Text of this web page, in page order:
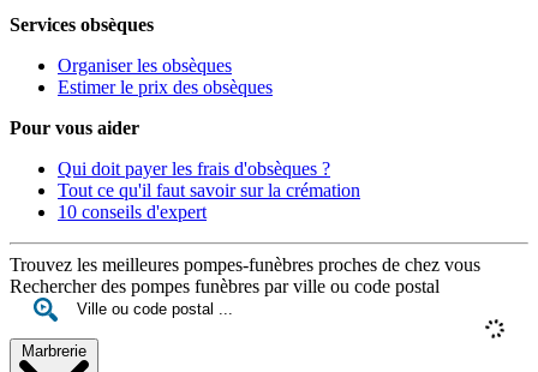
Services obsèques
Organiser les obsèques
Estimer le prix des obsèques
Pour vous aider
Qui doit payer les frais d'obsèques ?
Tout ce qu'il faut savoir sur la crémation
10 conseils d'expert
Trouvez les meilleures pompes-funèbres proches de chez vous
Rechercher des pompes funèbres par ville ou code postal
Marbrerie